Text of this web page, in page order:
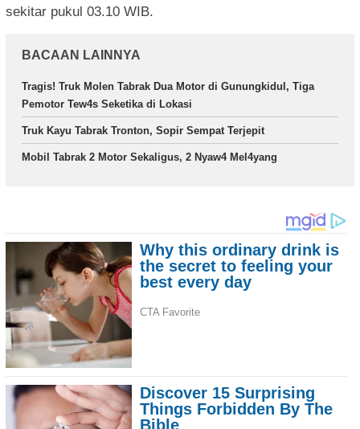
sekitar pukul 03.10 WIB.
BACAAN LAINNYA
Tragis! Truk Molen Tabrak Dua Motor di Gunungkidul, Tiga
Pemotor Tew4s Seketika di Lokasi
Truk Kayu Tabrak Tronton, Sopir Sempat Terjepit
Mobil Tabrak 2 Motor Sekaligus, 2 Nyaw4 Mel4yang